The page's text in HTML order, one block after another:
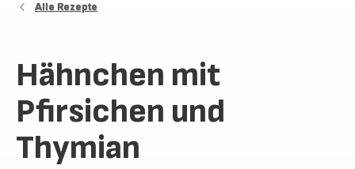
Alle Rezepte
Hähnchen mit
Pfirsichen und
Thymian